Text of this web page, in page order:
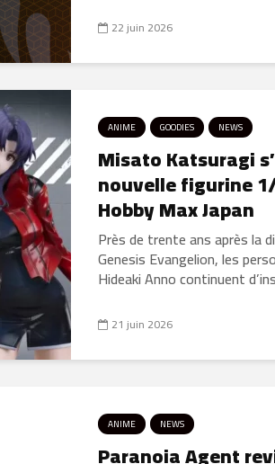
22 juin 2026
ANIME GOODIES NEWS
Misato Katsuragi
nouvelle figurine
Hobby Max Japan
Près de trente ans après la
Genesis Evangelion, les
Hideaki Anno continuent
21 juin 2026
ANIME NEWS
Paranoia Agent